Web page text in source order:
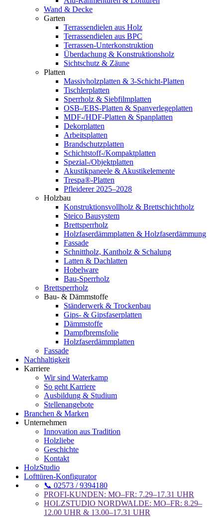
Wand & Decke
Garten
Terrassendielen aus Holz
Terrassendielen aus BPC
Terrassen-Unterkonstruktion
Überdachung & Konstruktionsholz
Sichtschutz & Zäune
Platten
Massivholzplatten & 3-Schicht-Platten
Tischlerplatten
Sperrholz & Siebfilmplatten
OSB-/EBS-Platten & Spanverlegeplatten
MDF-/HDF-Platten & Spanplatten
Dekorplatten
Arbeitsplatten
Brandschutzplatten
Schichtstoff-/Kompaktplatten
Spezial-/Objektplatten
Akustikpaneele & Akustikelemente
Trespa®-Platten
Pfleiderer 2025–2028
Holzbau
Konstruktionsvollholz & Brettschichtholz
Steico Bausystem
Brettsperrholz
Holzfaserdämmplatten & Holzfaserdämmung
Fassade
Schnittholz, Kantholz & Schalung
Latten & Dachlatten
Hobelware
Bau-Sperrholz
Brettsperrholz
Bau- & Dämmstoffe
Ständerwerk & Trockenbau
Gips- & Gipsfaserplatten
Dämmstoffe
Dampfbremsfolie
Holzfaserdämmplatten
Fassade
Nachhaltigkeit
Karriere
Wir sind Waterkamp
So geht Karriere
Ausbildung & Studium
Stellenangebote
Branchen & Marken
Unternehmen
Innovation aus Tradition
Holzliebe
Geschichte
Kontakt
HolzStudio
Lofttüren-Konfigurator
📞 02573 / 9394180
PROFI-KUNDEN: MO–FR: 7.29–17.31 UHR
HOLZSTUDIO NORDWALDE: MO–FR: 8.29–
12.00 UHR & 13.00–17.31 UHR